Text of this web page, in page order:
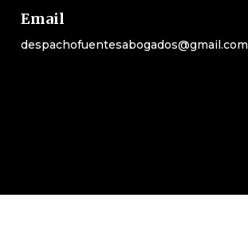
Email
despachofuentesabogados@gmail.com